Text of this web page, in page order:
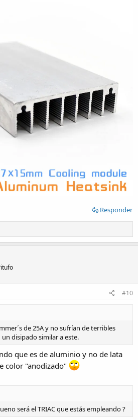
Responder
#10
de 25A y no sufrían de terribles
disipado similar a este.
que es de aluminio y no de lata
color "anodizado"
será el TRIAC que estás empleando ?